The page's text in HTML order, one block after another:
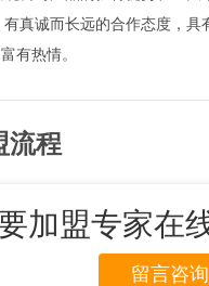
加盟专家在
留言咨询
诚而长远的合作态度，具
有热情。
流程
细阅读公司招商资料，可向
和市场调查等准备；
公司负责人就合作具体事宜